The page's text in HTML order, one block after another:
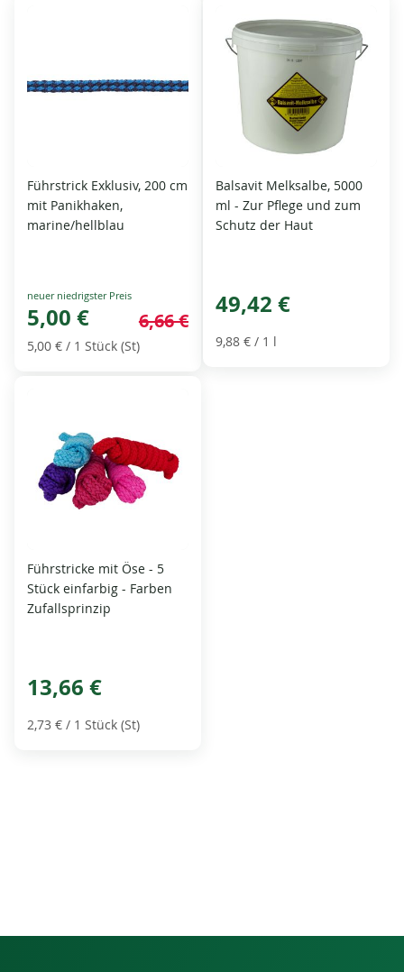
Führstrick Exklusiv, 200 cm
mit Panikhaken,
marine/hellblau
Special
Price
5,00 € 6,66 €
5,00 € / 1 Stück (St)
Balsavit Melksalbe, 5000
ml - Zur Pflege und zum
Schutz der Haut
49,42 €
9,88 € / 1 l
Führstricke mit Öse - 5
Stück einfarbig - Farben
Zufallsprinzip
13,66 €
2,73 € / 1 Stück (St)